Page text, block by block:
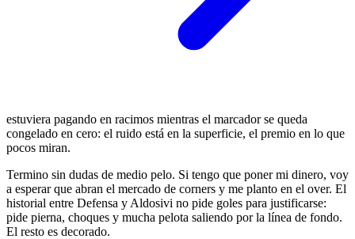
estuviera pagando en racimos mientras el marcador se queda
congelado en cero: el ruido está en la superficie, el premio en lo que
pocos miran.
Termino sin dudas de medio pelo. Si tengo que poner mi dinero, voy
a esperar que abran el mercado de corners y me planto en el over. El
historial entre Defensa y Aldosivi no pide goles para justificarse:
pide pierna, choques y mucha pelota saliendo por la línea de fondo.
El resto es decorado.